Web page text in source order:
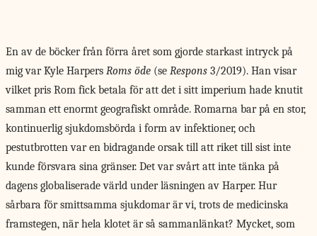
En av de böckerfrån förra året som gjorde starkast intryck på
mig var Kyle Harpers Roms öde (se Respons 3/2019). Han visar
vilket pris Rom fick betala för att det i sitt imperium hade knutit
samman ett enormt geografiskt område. Romarna bar på en stor,
kontinuerlig sjukdomsbörda i form av infektioner, och
pestutbrotten var en bidragande orsak till att riket till sist inte
kunde försvara sina gränser. Det var svårt att inte tänka på
dagens globaliserade värld under läsningen av Harper. Hur
sårbara för smittsamma sjukdomar är vi, trots de medicinska
framstegen, när hela klotet är så sammanlänkat? Mycket, som